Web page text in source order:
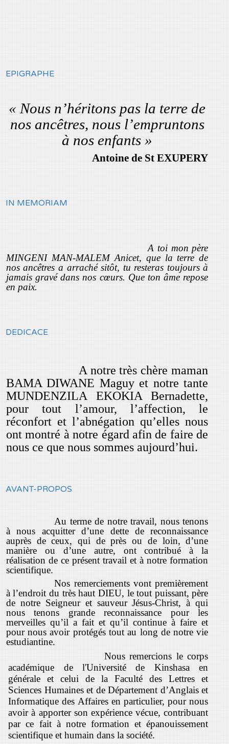
EPIGRAPHE
« Nous n’héritons pas la terre de
nos ancêtres, nous l’empruntons
à nos enfants »
Antoine de St EXUPERY
IN MEMORIAM
A toi mon père
MINGENI MAN-MALEM Anicet, que la terre de
nos ancêtres a arraché sitôt, tu resteras toujours à
jamais gravé dans nos cœurs. Que ton âme repose
en paix.
DEDICACE
A notre très chère maman
BAMA DIWANE Maguy et notre tante
MUNDENZILA EKOKIA Bernadette,
pour tout l’amour, l’affection, le
réconfort et l’abnégation qu’elles nous
ont montré à notre égard afin de faire de
nous ce que nous sommes aujourd’hui.
AVANT-PROPOS
Au terme de notre travail, nous tenons
à nous acquitter d’une dette de reconnaissance
auprès de ceux, qui de près ou de loin, d’une
manière ou d’une autre, ont contribué à la
réalisation de ce présent travail et à notre formation
scientifique.
Nos remerciements vont premièrement
à l’endroit du très haut DIEU, le tout puissant, père
de notre Seigneur et sauveur Jésus-Christ, à qui
nous tenons grande reconnaissance pour les
merveilles qu’il a fait et qu’il continue à faire et
pour nous avoir protégés tout au long de notre vie
estudiantine.
Nous remercions le corps
académique de l'Université de Kinshasa en
générale et celui de la Faculté des Lettres et
Sciences Humaines et de Département d’Anglais et
Informatique des Affaires en particulier, pour nous
avoir à apporter son expérience vécue, contribuant
par ce fait à notre formation et épanouissement
scientifique et humain dans la société.